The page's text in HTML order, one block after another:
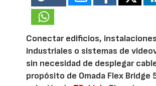
Conectar edificios, instalaciones
industriales o sistemas de
sin necesidad de desplegar
propósito de Omada Flex Bridge